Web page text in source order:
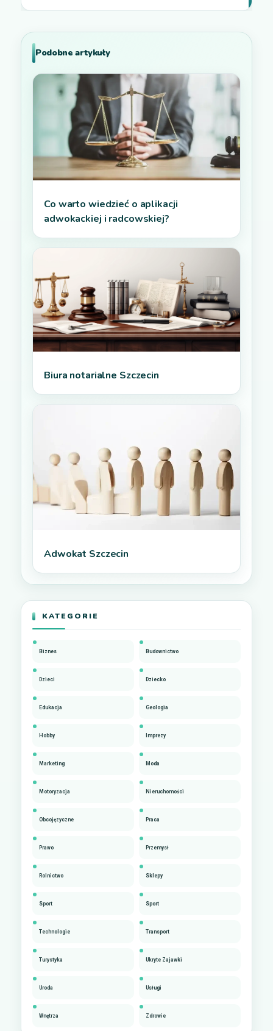
Podobne artykuły
Co warto wiedzieć o aplikacji
adwokackiej i radcowskiej?
Biura notarialne Szczecin
Adwokat Szczecin
KATEGORIE
Biznes Budownictwo
Dzieci Dziecko
Edukacja Geologia
Hobby Imprezy
Marketing Moda
Motoryzacja Nieruchomości
Obcojęzyczne Praca
Prawo Przemysł
Rolnictwo Sklepy
Sport Sport
Technologie Transport
Turystyka Ukryte Zajawki
Uroda Usługi
Wnętrza Zdrowie